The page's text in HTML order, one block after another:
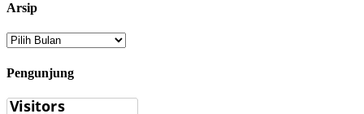
Arsip
Arsip
Pengunjung